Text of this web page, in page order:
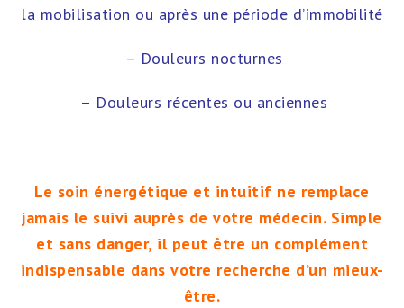
la mobilisation ou après une période d’immobilité
– Douleurs nocturnes
– Douleurs récentes ou anciennes
Le soin énergétique et intuitif ne remplace
jamais le suivi auprès de votre médecin. Simple
et sans danger, il peut être un complément
indispensable dans votre recherche d’un mieux-
être.